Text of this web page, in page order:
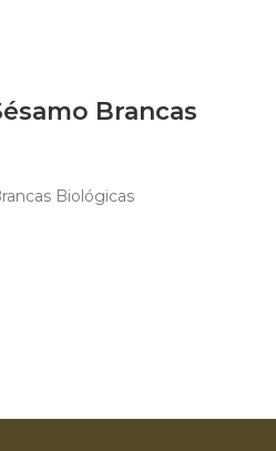
Brancas
Biológicas